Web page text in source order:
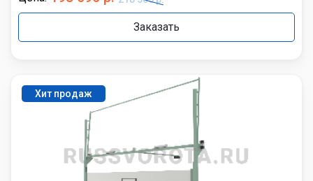
Заказать
Хит продаж